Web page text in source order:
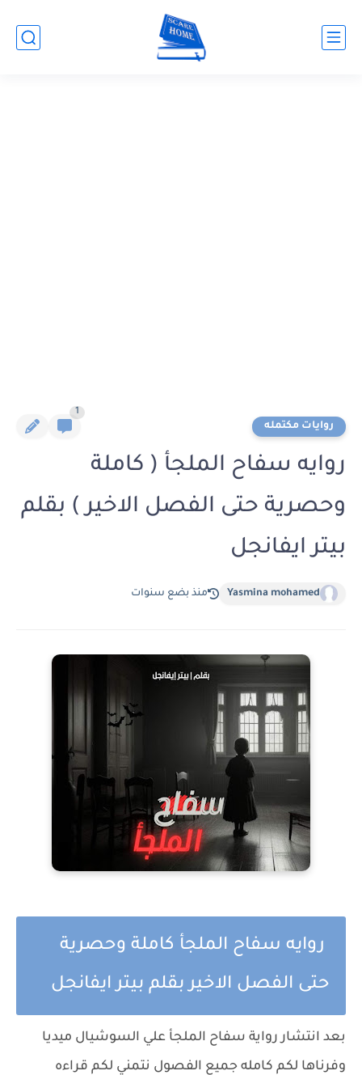
روايات مكتمله
1
روايه سفاح الملجأ ( كاملة
وحصرية حتى الفصل الاخير ) بقلم
بيتر ايفانجل
Yasmina mohamed منذ بضع سنوات
روايه سفاح الملجأ كاملة وحصرية
حتى الفصل الاخير بقلم بيتر ايفانجل
بعد انتشار رواية سفاح الملجأ علي السوشيال ميديا
وفرناها لكم كامله جميع الفصول نتمني لكم قراءه